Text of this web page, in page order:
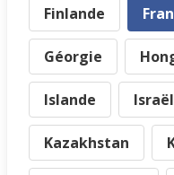
Finlande
Géorgie
Islande Israël
Kazakhstan